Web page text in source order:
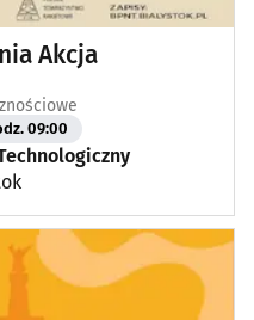
Akcja
09:00